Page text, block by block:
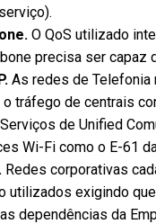
O QoS utilizado
precisa ser capaz
As redes de Telefonia
tráfego de centrais
de Unified
Wi-Fi como o E-61
Redes corporativas
utilizados exigindo
dependências da